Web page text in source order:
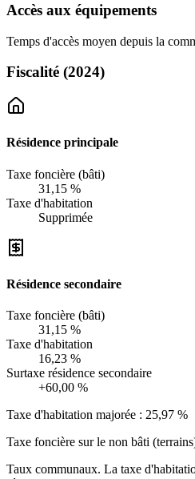
Accès aux équipements
Temps d'accès moyen depuis la
Fiscalité (2024)
Résidence principale
Taxe foncière (bâti)
31,15 %
Taxe d'habitation
Supprimée
Résidence secondaire
Taxe foncière (bâti)
31,15 %
Taxe d'habitation
16,23 %
Surtaxe résidence secondaire
+60,00 %
Taxe d'habitation majorée : 25,97 %
Taxe foncière sur le non bâti
Taux communaux. La taxe